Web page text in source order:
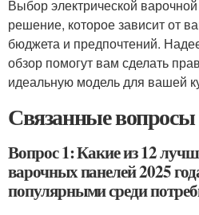
Выбор электрической
решение, которое зависит от
бюджета и предпочтений.
обзор помогут вам сделать
идеальную модель для вашей
Связанные
Вопрос 1: Какие из 12
варочных панелей 2025
популярными среди